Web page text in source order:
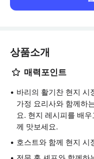
상품소개
매력포인트
바리의 활기찬 현지 시
가정 요리사와 함께하
요. 현지 레시피를 배
께 맛보세요.
호스트와 함께 현지 시